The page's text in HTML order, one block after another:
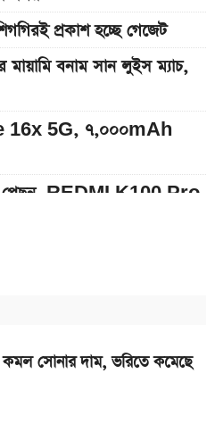
প্রকাশ হচ্ছে গেজেট
মায়ামি বনাম সান লুইস ম্যাচ,
16x 5G, ৭,০০০mAh
পেছন, REDMI K100 Pro
দাম, প্রতি ভরি কত
Redmi Note 17 5G,
ম্যাচ; লাইভ দেখুন এখানে
কমল সোনার দাম, ভরিতে কমেছে